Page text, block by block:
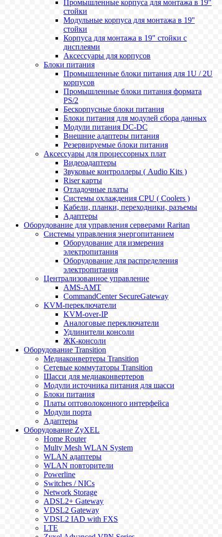
Промышленные корпуса для монтажа в 19"
стойки
Модульные корпуса для монтажа в 19''
стойки
Корпуса для монтажа в 19" стойки с
дисплеями
Аксессуары для корпусов
Блоки питания
Промышленные блоки питания для 1U / 2U
корпусов
Промышленные блоки питания формата
PS/2
Бескорпусные блоки питания
Блоки питания для модулей сбора данных
Модули питания DC-DC
Внешние адаптеры питания
Резервируемые блоки питания
Аксессуары для процессорных плат
Видеоадаптеры
Звуковые контроллеры ( Audio Kits )
Riser карты
Отладочные платы
Системы охлаждения CPU ( Coolers )
Кабели, планки, переходники, разъемы
Адаптеры
Оборудование для управления серверами Raritan
Системы управления энергопитанием
Оборудование для измерения
электропитания
Оборудование для распределения
электропитания
Централизованное управление
AMS-AMT
CommandCenter SecureGateway
KVM-переключатели
KVM-over-IP
Аналоговые переключатели
Удлинители консоли
ЖК-консоли
Оборудование Transition
Медиаконвертеры Transition
Сетевые коммутаторы Transition
Шасси для медиаконвертеров
Модули источника питания для шасси
Блоки питания
Платы оптоволоконного интерфейса
Модули порта
Адаптеры
Оборудование ZyXEL
Home Router
Multy Mesh WLAN System
WLAN адаптеры
WLAN повторители
Powerline
Switches / NICs
Network Storage
ADSL2+ Gateway
VDSL2 Gateway
VDSL2 IAD with FXS
LTE